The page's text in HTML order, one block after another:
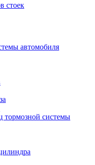
стоек
автомобиля
тормозной системы